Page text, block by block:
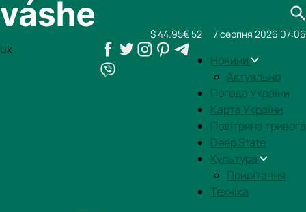
uk
Новини
Актуально
Погода України
Карта України
Повітряна тривога
Deep State
Культура
Привітання
Техніка
$ 44.95€ 52 7 серпня 2026 07:06